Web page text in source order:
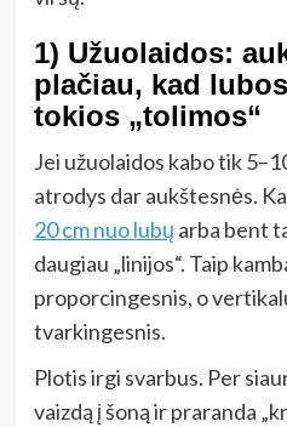
1) Užuolaidos:
plačiau, kad
tokios „tolimos“
Jei užuolaidos kabo tik
atrodys dar aukštesnės.
20 cm nuo lubų arba bent
daugiau „linijos“. Taip
proporcingesnis, o
tvarkingesnis.
Plotis irgi svarbus. Per
vaizdą į šoną ir praranda